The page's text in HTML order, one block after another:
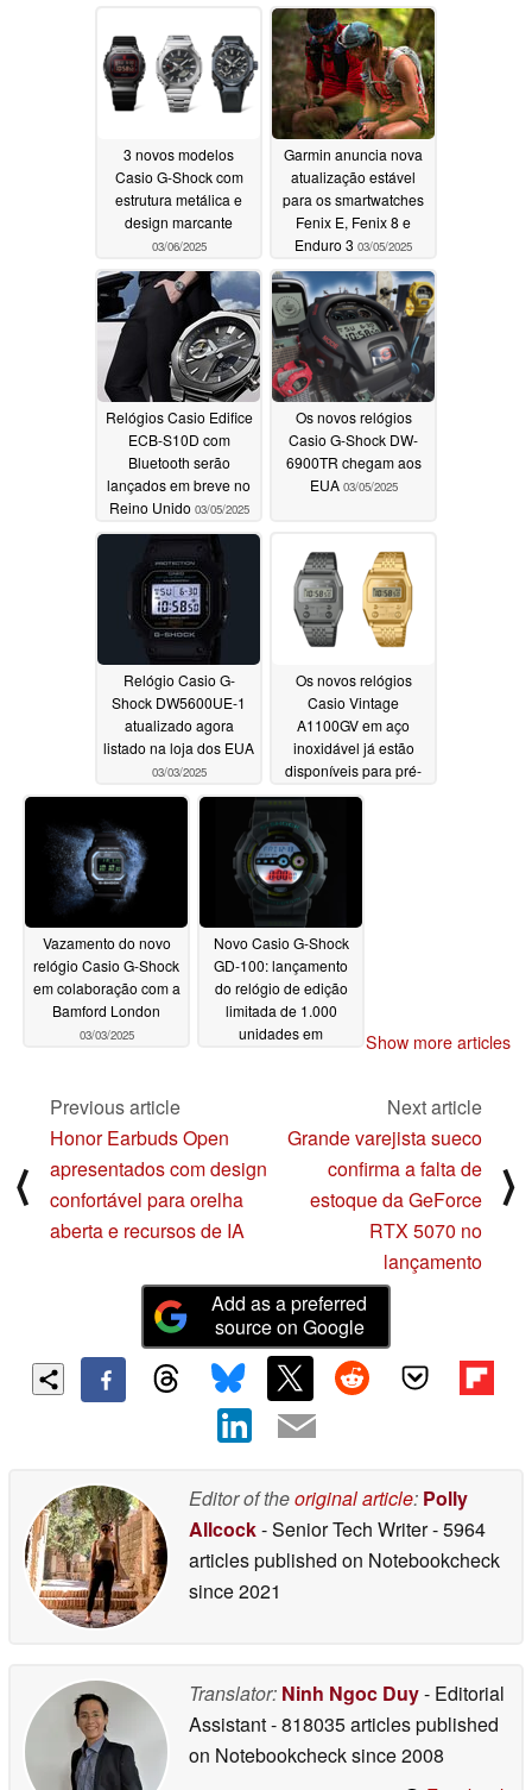
reserva de marcha
03/06/2025
3 novos modelos
Casio G-Shock com
estrutura metálica e
design marcante
03/06/2025
Garmin anuncia nova
atualização estável
para os smartwatches
Fenix E, Fenix 8 e
Enduro 3 03/05/2025
Relógios Casio Edifice
ECB-S10D com
Bluetooth serão
lançados em breve no
Reino Unido 03/05/2025
Os novos relógios
Casio G-Shock DW-
6900TR chegam aos
EUA 03/05/2025
Relógio Casio G-
Shock DW5600UE-1
atualizado agora
listado na loja dos EUA
03/03/2025
Os novos relógios
Casio Vintage
A1100GV em aço
inoxidável já estão
disponíveis para pré-
venda03/03/2025
Vazamento do novo
relógio Casio G-Shock
em colaboração com a
Bamford London
03/03/2025
Novo Casio G-Shock
GD-100: lançamento
do relógio de edição
limitada de 1.000
unidades em
Show more articles
⟨
Previous article
Honor Earbuds Open
apresentados com design
confortável para orelha
aberta e recursos de IA
Next article
Grande varejista sueco
confirma a falta de
estoque da GeForce
RTX 5070 no
lançamento
⟩
Add as a preferred
source on Google
Editor of theoriginal article: Polly
Allcock- Senior Tech Writer- 5964
articles published on Notebookcheck
since 2021
Translator: Ninh Ngoc Duy- Editorial
Assistant- 818035 articles published
on Notebookchecksince 2008